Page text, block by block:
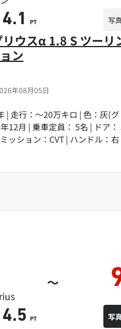
年08月05日
リウスα 1.8 S ツーリ
ン
| 走行：～20万キロ | 色：灰(
12月 | 乗車定員： 5名 | ドア：
ッション：CVT | ハンドル：
4.1 PT 写
～
4.5 PT 写